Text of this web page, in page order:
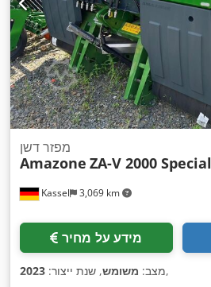
Kassel 3,069 km
מפזר דשן
Amazone ZA-V 2000 Special
מידע על מחיר
מצב: משומש, שנת ייצור: 2023 ,